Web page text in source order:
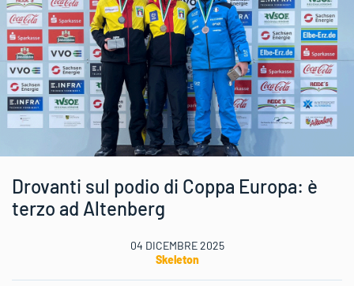
Drovanti sul podio di Coppa Europa: è
terzo ad Altenberg
04 DICEMBRE 2025
Skeleton